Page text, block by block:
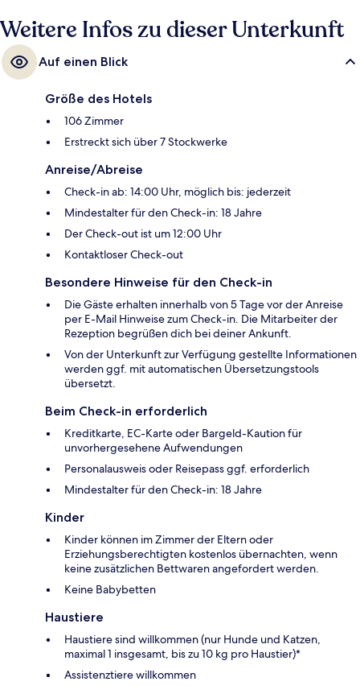
Weitere Infos zu dieser Unterkunft
Auf einen Blick
Größe des Hotels
106 Zimmer
Erstreckt sich über 7 Stockwerke
Anreise/Abreise
Check-in ab: 14:00 Uhr, möglich bis: jederzeit
Mindestalter für den Check-in: 18 Jahre
Der Check-out ist um 12:00 Uhr
Kontaktloser Check-out
Besondere Hinweise für den Check-in
Die Gäste erhalten innerhalb von 5 Tage vor der Anreise
per E-Mail Hinweise zum Check-in. Die Mitarbeiter der
Rezeption begrüßen dich bei deiner Ankunft.
Von der Unterkunft zur Verfügung gestellte Informationen
werden ggf. mit automatischen Übersetzungstools
übersetzt.
Beim Check-in erforderlich
Kreditkarte, EC-Karte oder Bargeld-Kaution für
unvorhergesehene Aufwendungen
Personalausweis oder Reisepass ggf. erforderlich
Mindestalter für den Check-in: 18 Jahre
Kinder
Kinder können im Zimmer der Eltern oder
Erziehungsberechtigten kostenlos übernachten, wenn
keine zusätzlichen Bettwaren angefordert werden.
Keine Babybetten
Haustiere
Haustiere sind willkommen (nur Hunde und Katzen,
maximal 1 insgesamt, bis zu 10 kg pro Haustier)*
Assistenztiere willkommen